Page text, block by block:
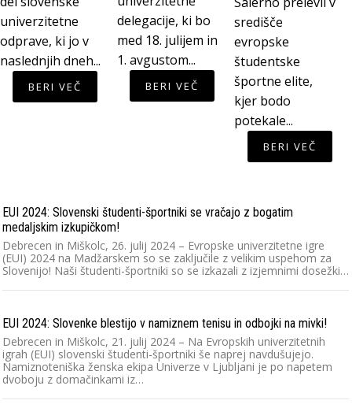
univerzitetne
odprave, ki jo v
naslednjih dneh...
BERI VEČ
delegacije, ki bo
med 18. julijem in
1. avgustom...
BERI VEČ
središče
evropske
študentske
športne elite,
kjer bodo
potekale...
BERI VEČ
EUI 2024: Slovenski študenti-športniki se vračajo z bogatim
medaljskim izkupičkom!
Debrecen in Miškolc, 26. julij 2024 – Evropske univerzitetne igre
(EUI) 2024 na Madžarskem so se zaključile z velikim uspehom za
Slovenijo! Naši študenti-športniki so se izkazali z izjemnimi dosežki…
EUI 2024: Slovenke blestijo v namiznem tenisu in odbojki na mivki!
Debrecen in Miškolc, 21. julij 2024 – Na Evropskih univerzitetnih
igrah (EUI) slovenski študenti-športniki še naprej navdušujejo.
Namiznoteniška ženska ekipa Univerze v Ljubljani je po napetem
dvoboju z domačinkami iz…